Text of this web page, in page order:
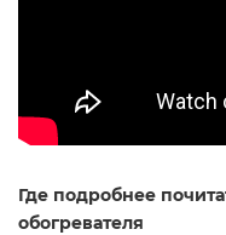
Где подробнее
обогревателя